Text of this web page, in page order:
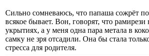
Сильно сомневаюсь, что папаша сожрёт
всякое бывает. Вон, говорят, что рамирези
укрытиях, а у меня одна пара метала в
самку не зря отсадили. Она бы стала
стресса для родителя.